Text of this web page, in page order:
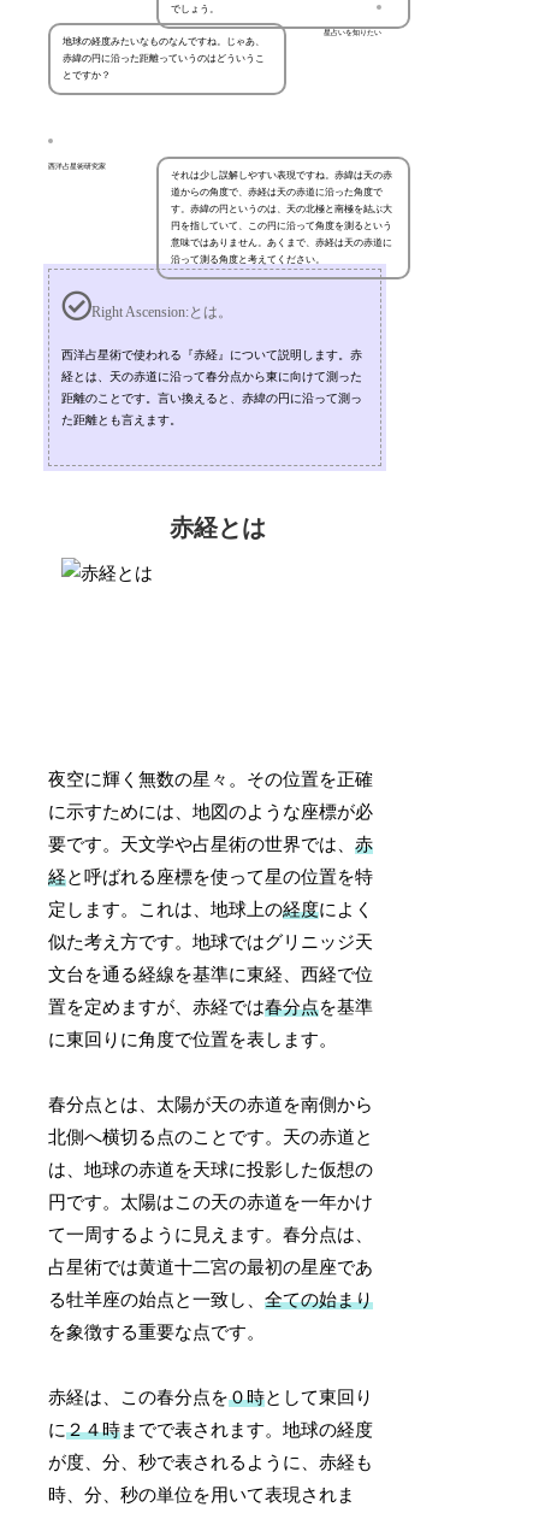
でしょう。
星占いを知りたい
地球の経度みたいなものなんですね。じゃあ、
赤緯の円に沿った距離っていうのはどういうこ
とですか？
西洋占星術研究家
それは少し誤解しやすい表現ですね。赤緯は天の赤
道からの角度で、赤経は天の赤道に沿った角度で
す。赤緯の円というのは、天の北極と南極を結ぶ大
円を指していて、この円に沿って角度を測るという
意味ではありません。あくまで、赤経は天の赤道に
沿って測る角度と考えてください。
Right Ascension:とは。
西洋占星術で使われる『赤経』について説明します。赤
経とは、天の赤道に沿って春分点から東に向けて測った
距離のことです。言い換えると、赤緯の円に沿って測っ
た距離とも言えます。
赤経とは
夜空に輝く無数の星々。その位置を正確
に示すためには、地図のような座標が必
要です。天文学や占星術の世界では、赤
経と呼ばれる座標を使って星の位置を特
定します。これは、地球上の経度によく
似た考え方です。地球ではグリニッジ天
文台を通る経線を基準に東経、西経で位
置を定めますが、赤経では春分点を基準
に東回りに角度で位置を表します。
春分点とは、太陽が天の赤道を南側から
北側へ横切る点のことです。天の赤道と
は、地球の赤道を天球に投影した仮想の
円です。太陽はこの天の赤道を一年かけ
て一周するように見えます。春分点は、
占星術では黄道十二宮の最初の星座であ
る牡羊座の始点と一致し、全ての始まり
を象徴する重要な点です。
赤経は、この春分点を０時として東回り
に２４時までで表されます。地球の経度
が度、分、秒で表されるように、赤経も
時、分、秒の単位を用いて表現されま